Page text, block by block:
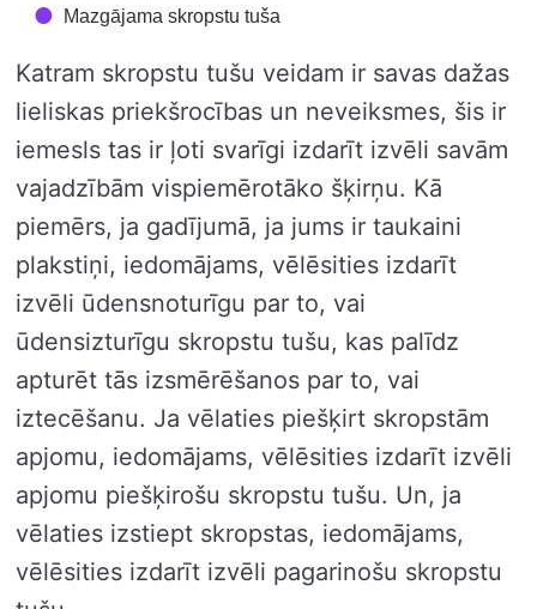
Mazgājama skropstu tuša
Katram skropstu tušu veidam ir savas dažas
lieliskas priekšrocības un neveiksmes, šis ir
iemesls tas ir ļoti svarīgi izdarīt izvēli savām
vajadzībām vispiemērotāko šķirņu. Kā
piemērs, ja gadījumā, ja jums ir taukaini
plakstiņi, iedomājams, vēlēsities izdarīt
izvēli ūdensnoturīgu par to, vai
ūdensizturīgu skropstu tušu, kas palīdz
apturēt tās izsmērēšanos par to, vai
iztecēšanu. Ja vēlaties piešķirt skropstām
apjomu, iedomājams, vēlēsities izdarīt izvēli
apjomu piešķirošu skropstu tušu. Un, ja
vēlaties izstiept skropstas, iedomājams,
vēlēsities izdarīt izvēli pagarinošu skropstu